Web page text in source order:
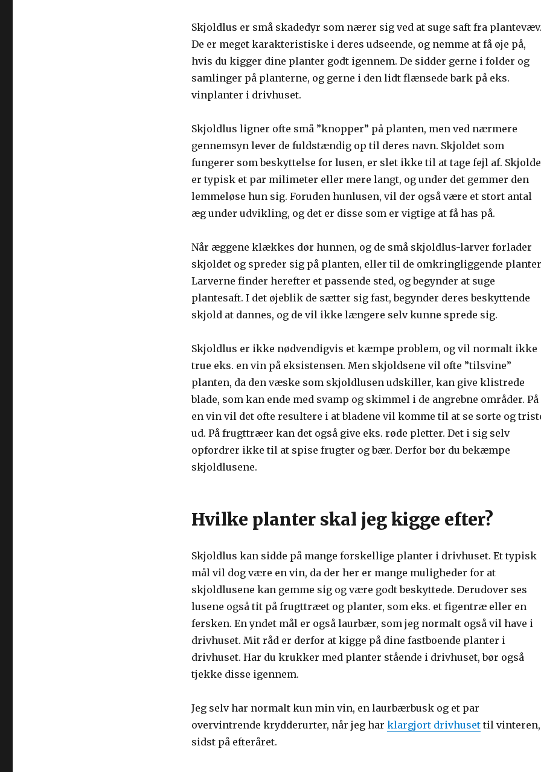
Skjoldlus er små skadedyr som nærer sig ved at suge saft fra plantevæv.
De er meget karakteristiske i deres udseende, og nemme at få øje på,
hvis du kigger dine planter godt igennem. De sidder gerne i folder og
samlinger på planterne, og gerne i den lidt flænsede bark på eks.
vinplanter i drivhuset.
Skjoldlus ligner ofte små ”knopper” på planten, men ved nærmere
gennemsyn lever de fuldstændig op til deres navn. Skjoldet som
fungerer som beskyttelse for lusen, er slet ikke til at tage fejl af.
er typisk et par milimeter eller mere langt, og under det gemmer den
lemmeløse hun sig. Foruden hunlusen, vil der også være et stort antal
æg under udvikling, og det er disse som er vigtige at få has på.
Når æggene klækkes dør hunnen, og de små skjoldlus-larver forlader
skjoldet og spreder sig på planten, eller til de omkringliggende
Larverne finder herefter et passende sted, og begynder at suge
plantesaft. I det øjeblik de sætter sig fast, begynder deres beskyttende
skjold at dannes, og de vil ikke længere selv kunne sprede sig.
Skjoldlus er ikke nødvendigvis et kæmpe problem, og vil normalt ikke
true eks. en vin på eksistensen. Men skjoldsene vil ofte ”tilsvine”
planten, da den væske som skjoldlusen udskiller, kan give klistrede
blade, som kan ende med svamp og skimmel i de angrebne områder. På
en vin vil det ofte resultere i at bladene vil komme til at se sorte og
ud. På frugttræer kan det også give eks. røde pletter. Det i sig selv
opfordrer ikke til at spise frugter og bær. Derfor bør du bekæmpe
skjoldlusene.
Hvilke planter skal jeg kigge efter?
Skjoldlus kan sidde på mange forskellige planter i drivhuset. Et typisk
mål vil dog være en vin, da der her er mange muligheder for at
skjoldlusene kan gemme sig og være godt beskyttede. Derudover ses
lusene også tit på frugttræet og planter, som eks. et figentræ eller en
fersken. En yndet mål er også laurbær, som jeg normalt også vil have i
drivhuset. Mit råd er derfor at kigge på dine fastboende planter i
drivhuset. Har du krukker med planter stående i drivhuset, bør også
tjekke disse igennem.
Jeg selv har normalt kun min vin, en laurbærbusk og et par
overvintrende krydderurter, når jeg har klargjort drivhusettil vinteren,
sidst på efteråret.